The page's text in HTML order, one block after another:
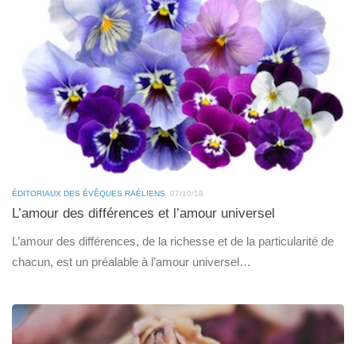
ÉDITORIAUX DES ÉVÊQUES RAÉLIENS 07/10/18
L’amour des différences et l’amour universel
L’amour des différences, de la richesse et de la particularité de
chacun, est un préalable à l’amour universel…